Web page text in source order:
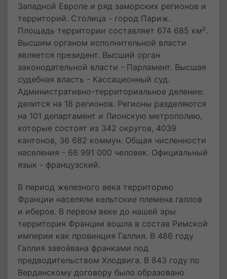
Западной Европе и ряд заморских регионов и
территорий. Столица - город Париж.
Площадь территории составляет 674 685 км².
Высшим органом исполнительной власти
является президент. Высший орган
законодательной власти - Парламент. Высшая
судебная власть - Кассационный суд.
Административно-территориальное деление:
делится на 18 регионов. Регионы разделяются
на 101 департамент и Лионскую метрополию,
которые состоят из 342 округов, 4039
кантонов, 36 682 коммун. Общая численности
населения - 66 991 000 человек. Официальный
язык - французский.
В период железного века территорию
Франции населяли кельтские племена галлов
и иберов. В первом веке до нашей эры
территория Франции вошла в состав Римской
империи как провинция Галлия. В 486 году
Галлия завоёвана франками под
предводительством Хлодвига. В 843 году по
Верденскому договору было образовано